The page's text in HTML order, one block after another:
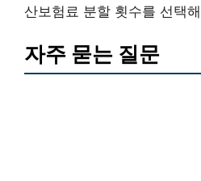
산보험료 분할 횟수를 선택
자주 묻는 질문